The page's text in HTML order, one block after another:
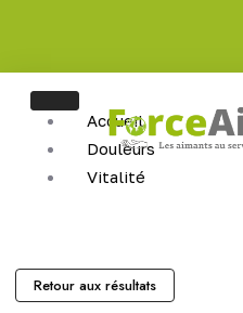
Accueil
Douleurs
Vitalité
Hématite
Retour aux résultats